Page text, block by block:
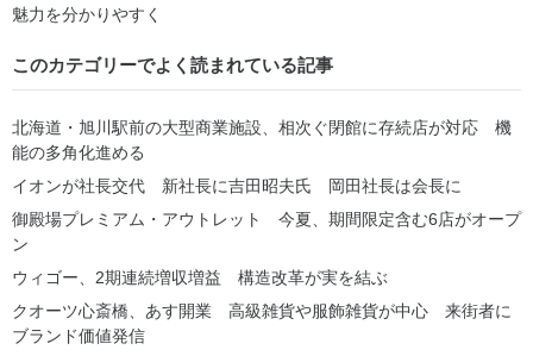
魅力を分かりやすく
このカテゴリーでよく読まれている記事
北海道・旭川駅前の大型商業施設、相次ぐ閉館に存続店が対応 機
能の多角化進める
イオンが社長交代 新社長に吉田昭夫氏 岡田社長は会長に
御殿場プレミアム・アウトレット 今夏、期間限定含む6店がオープ
ン
ウィゴー、2期連続増収増益 構造改革が実を結ぶ
クオーツ心斎橋、あす開業 高級雑貨や服飾雑貨が中心 来街者に
ブランド価値発信